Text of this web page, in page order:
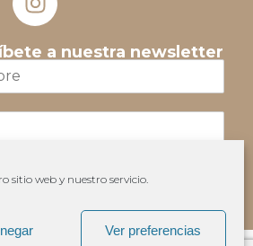
sitio web y nuestro servicio.
Ver preferencias
a nuestra newsletter
Suscribir